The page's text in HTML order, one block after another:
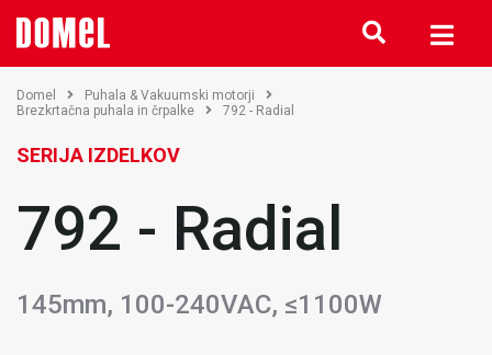
Domel
Puhala & Vakuumski motorji
Brezkrtačna puhala in črpalke
792 - Radial
SERIJA IZDELKOV
792 - Radial
145mm, 100-240VAC, ≤1100W